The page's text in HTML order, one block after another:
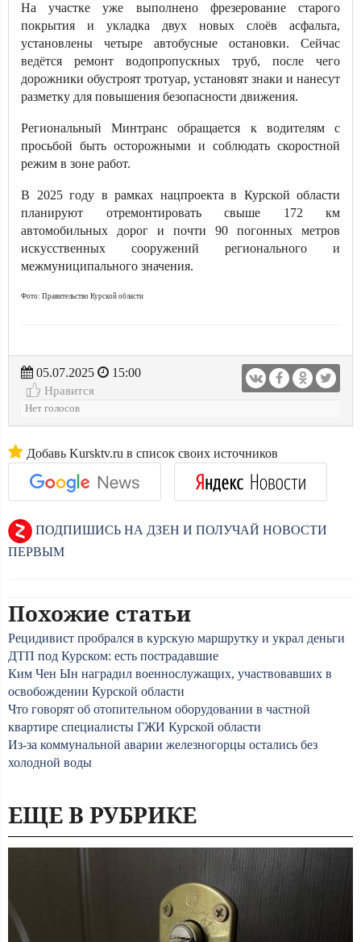
На участке уже выполнено фрезерование старого
покрытия и укладка двух новых слоёв асфальта,
установлены четыре автобусные остановки. Сейчас
ведётся ремонт водопропускных труб, после чего
дорожники обустроят тротуар, установят знаки и нанесут
разметку для повышения безопасности движения.
Региональный Минтранс обращается к водителям с
просьбой быть осторожными и соблюдать скоростной
режим в зоне работ.
В 2025 году в рамках нацпроекта в Курской области
планируют отремонтировать свыше 172 км
автомобильных дорог и почти 90 погонных метров
искусственных сооружений регионального и
межмуниципального значения.
Фото: Правительство Курской области
05.07.2025
15:00
Нравится
Нет голосов
Добавь Kursktv.ru в список своих источников
ПОДПИШИСЬ НА ДЗЕН И ПОЛУЧАЙ НОВОСТИ
ПЕРВЫМ
Похожие статьи
Рецидивист пробрался в курскую маршрутку и украл деньги
ДТП под Курском: есть пострадавшие
Ким Чен Ын наградил военнослужащих, участвовавших в
освобождении Курской области
Что говорят об отопительном оборудовании в частной
квартире специалисты ГЖИ Курской области
Из-за коммунальной аварии железногорцы остались без
холодной воды
ЕЩЕ В РУБРИКЕ